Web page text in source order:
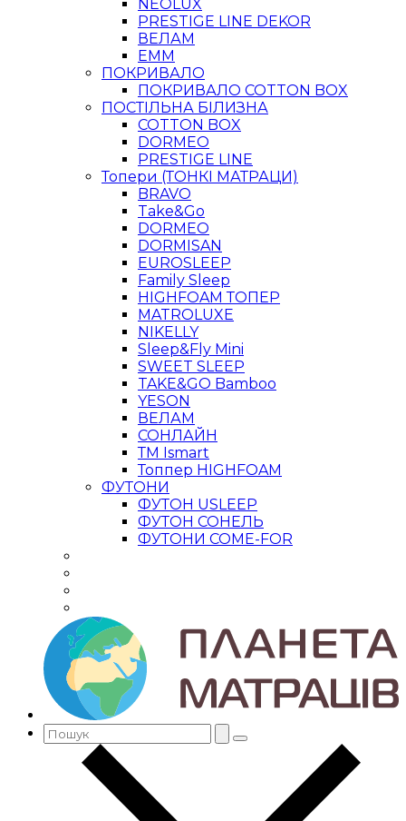
NEOLUX
PRESTIGE LINE DEKOR
ВЕЛАМ
ЕММ
ПОКРИВАЛО
ПОКРИВАЛО COTTON BOX
ПОСТІЛЬНА БІЛИЗНА
COTTON BOX
DORMEO
PRESTIGE LINE
Топери (ТОНКІ МАТРАЦИ)
BRAVO
Take&Go
DORMEO
DORMISAN
EUROSLEEP
Family Sleep
HIGHFOAM ТОПЕР
MATROLUXE
NIKELLY
Sleep&Fly Mini
SWEET SLEEP
TAKE&GO Bamboo
YESON
ВЕЛАМ
СОНЛАЙН
ТМ Ismart
Топпер HIGHFOAM
ФУТОНИ
ФУТОН USLEEP
ФУТОН СОНЕЛЬ
ФУТОНИ COME-FOR